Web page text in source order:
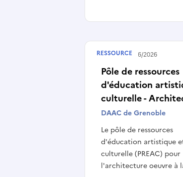
Pôle de ressources
d'éducation
culturelle -
DAAC de Grenoble
Le pôle de ressources
d'éducation artistique
culturelle (PREAC) pour
l'architecture oeuvre à
Publié le11/06/2026
RESSOURCE